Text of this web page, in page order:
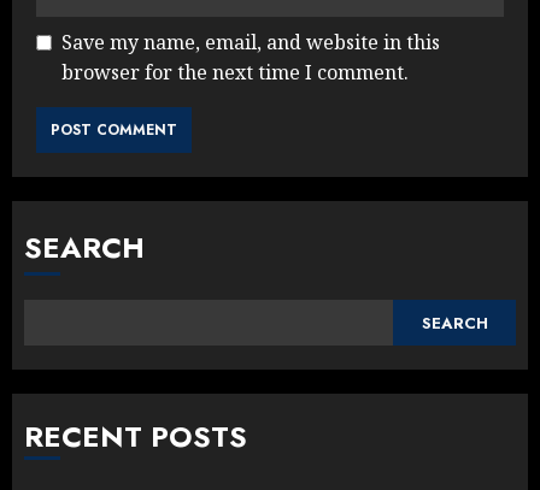
Save my name, email, and website in this
browser for the next time I comment.
SEARCH
SEARCH
RECENT POSTS